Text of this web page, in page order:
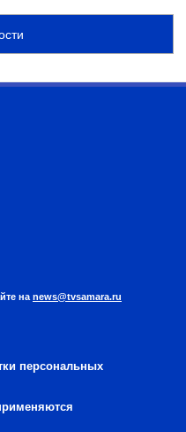
на news@tvsamara.ru
персональных